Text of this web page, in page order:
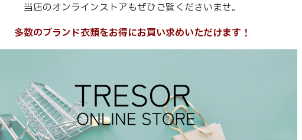
当店のオンラインストアもぜひご覧くださいませ。
多数のブランド衣類をお得にお買い求めいただけます！